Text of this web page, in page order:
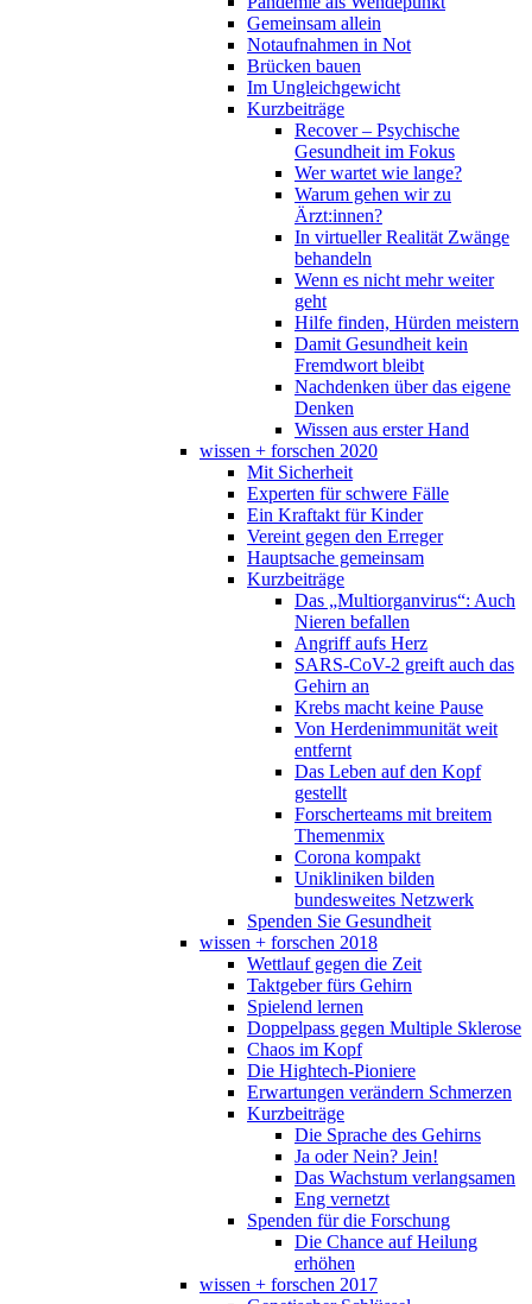
Gemeinsam allein
Notaufnahmen in Not
Brücken bauen
Im Ungleichgewicht
Kurzbeiträge
Recover – Psychische
Gesundheit im Fokus
Wer wartet wie lange?
Warum gehen wir zu
Ärzt:innen?
In virtueller Realität Zwänge
behandeln
Wenn es nicht mehr weiter
geht
Hilfe finden, Hürden meistern
Damit Gesundheit kein
Fremdwort bleibt
Nachdenken über das eigene
Denken
Wissen aus erster Hand
wissen + forschen 2020
Mit Sicherheit
Experten für schwere Fälle
Ein Kraftakt für Kinder
Vereint gegen den Erreger
Hauptsache gemeinsam
Kurzbeiträge
Das „Multiorganvirus“: Auch
Nieren befallen
Angriff aufs Herz
SARS-CoV-2 greift auch das
Gehirn an
Krebs macht keine Pause
Von Herdenimmunität weit
entfernt
Das Leben auf den Kopf
gestellt
Forscherteams mit breitem
Themenmix
Corona kompakt
Unikliniken bilden
bundesweites Netzwerk
Spenden Sie Gesundheit
wissen + forschen 2018
Wettlauf gegen die Zeit
Taktgeber fürs Gehirn
Spielend lernen
Doppelpass gegen Multiple Sklerose
Chaos im Kopf
Die Hightech-Pioniere
Erwartungen verändern Schmerzen
Kurzbeiträge
Die Sprache des Gehirns
Ja oder Nein? Jein!
Das Wachstum verlangsamen
Eng vernetzt
Spenden für die Forschung
Die Chance auf Heilung
erhöhen
wissen + forschen 2017